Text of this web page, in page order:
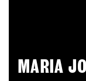
MARIA